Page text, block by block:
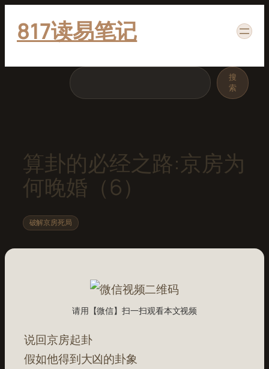
817读易笔记
搜
索
算卦的必经之路:京房为
何晚婚（6）
破解京房死局
请用【微信】扫一扫观看本文视频
说回京房起卦
假如他得到大凶的卦象